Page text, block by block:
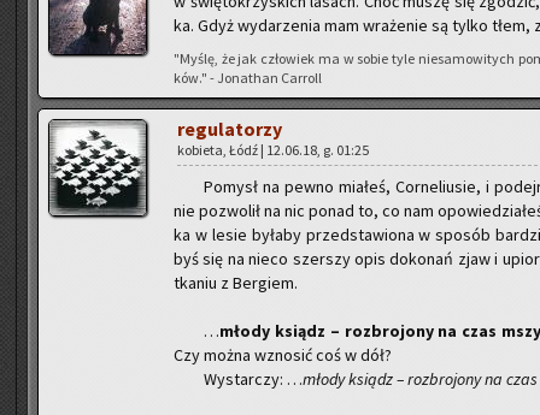
ka. Gdyż wy­da­rze­nia mam wra­że­nie są tylko
"Myślę, że jak czło­wiek ma w sobie tyle nie­sa­mo­wi­tych
ków." - Jo­na­than Car­roll
re­gu­la­to­rzy
ko­bie­ta, Łódź | 12.06.18, g. 01:25
Po­mysł na pewno mia­łeś, Cor­ne­liu­sie, i
nie po­zwo­lił na nic ponad to, co nam
ka w lesie by­ła­by przed­sta­wio­na w spo­sób
byś się na nieco szer­szy opis do­ko­nań zjaw i
tka­niu z Ber­giem.
…młody ksiądz – roz­bro­jo­ny na czas
Czy można wzno­sić coś w dół?
Wy­star­czy: …młody ksiądz – roz­bro­jo­ny na